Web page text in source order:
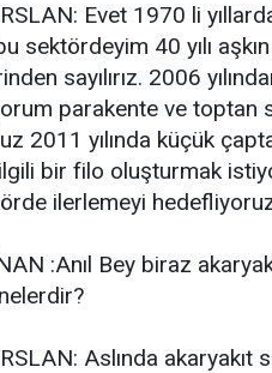
Evet 1970 li
sektördeyim 40 yılı
sayılırız. 2006
parakente ve toptan
2011 yılında küçük
bir filo oluşturmak
ilerlemeyi
:Anıl Bey biraz
Aslında